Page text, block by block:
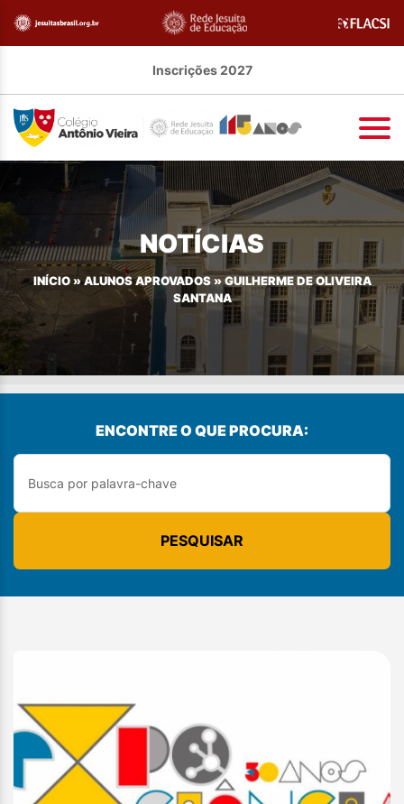
Inscrições 2027
NOTÍCIAS
INÍCIO»ALUNOS APROVADOS»GUILHERME DE OLIVEIRA
SANTANA
ENCONTRE O QUE PROCURA:
PESQUISAR